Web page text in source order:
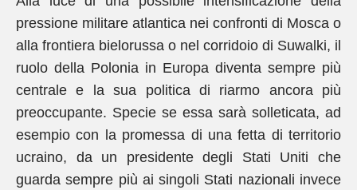
pressione militare atlantica nei confronti di Mosca o
alla frontiera bielorussa o nel corridoio di Suwalki, il
ruolo della Polonia in Europa diventa sempre più
centrale e la sua politica di riarmo ancora più
preoccupante. Specie se essa sarà solleticata, ad
esempio con la promessa di una fetta di territorio
ucraino, da un presidente degli Stati Uniti che
guarda sempre più ai singoli Stati nazionali invece